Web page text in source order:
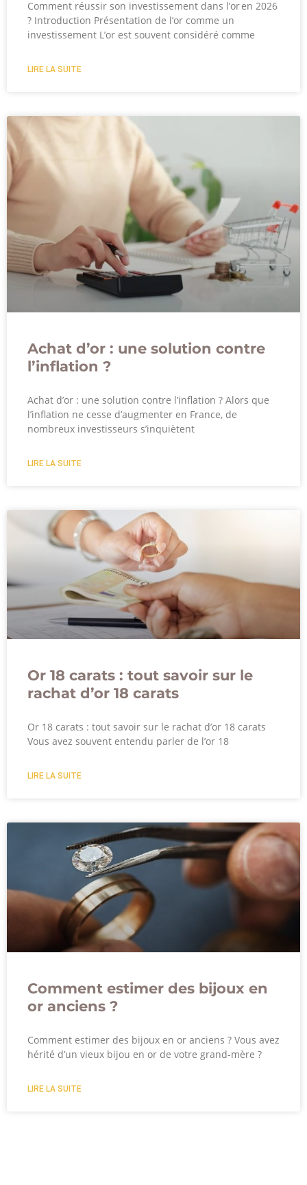
Comment réussir son investissement dans l’or en 2026
? Introduction Présentation de l’or comme un
investissement L’or est souvent considéré comme
LIRE LA SUITE
Achat d’or : une solution contre
l’inflation ?
Achat d’or : une solution contre l’inflation ? Alors que
l’inflation ne cesse d’augmenter en France, de
nombreux investisseurs s’inquiètent
LIRE LA SUITE
Or 18 carats : tout savoir sur le
rachat d’or 18 carats
Or 18 carats : tout savoir sur le rachat d’or 18 carats
Vous avez souvent entendu parler de l’or 18
LIRE LA SUITE
Comment estimer des bijoux en
or anciens ?
Comment estimer des bijoux en or anciens ? Vous avez
hérité d’un vieux bijou en or de votre grand-mère ?
LIRE LA SUITE